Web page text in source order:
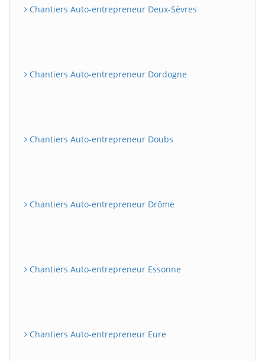
Chantiers Auto-entrepreneur Deux-Sèvres
Chantiers Auto-entrepreneur Dordogne
Chantiers Auto-entrepreneur Doubs
Chantiers Auto-entrepreneur Drôme
Chantiers Auto-entrepreneur Essonne
Chantiers Auto-entrepreneur Eure